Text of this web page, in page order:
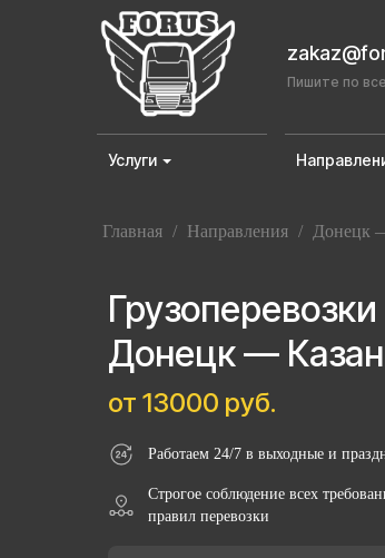
Пишите по
Услуги
Главная / Направления / Донецк
Грузоперевозки
Донецк —
от 13000 руб.
Работаем 24/7 в выходные и
Строгое соблюдение всех
правил перевозки